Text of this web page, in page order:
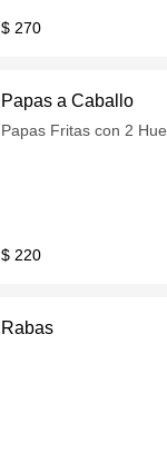
$ 270
Papas a Caballo
Papas Fritas con 2
$ 220
Rabas